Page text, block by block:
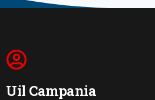
Uil Campania